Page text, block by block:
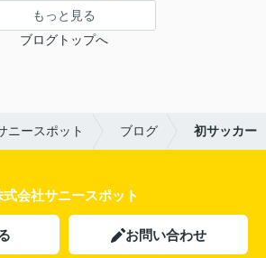
もっと見る
ブログトップへ
ニースポット ブログ 初サッカー
式会社サニースポット
お問い合わせ